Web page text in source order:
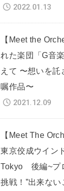
2022.01.13
【Meet the
れた楽団「G音
えて 〜想いを
嘱作品〜
2021.12.09
【Meet The
東京佼成ウイン
Tokyo 後編~プ
挑戦！”出来ない